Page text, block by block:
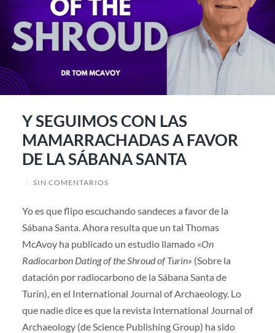
Y SEGUIMOS CON LAS
MAMARRACHADAS A FAVOR
DE LA SÁBANA SANTA
/ SIN COMENTARIOS
Yo es que flipo escuchando sandeces a favor de la
Sábana Santa. Ahora resulta que un tal Thomas
McAvoy ha publicado un estudio llamado «On
Radiocarbon Dating of the Shroud of Turin» (Sobre la
datación por radiocarbono de la Sábana Santa de
Turín), en el International Journal of Archaeology. Lo
que nadie dice es que la revista International Journal of
Archaeology (de Science Publishing Group) ha sido